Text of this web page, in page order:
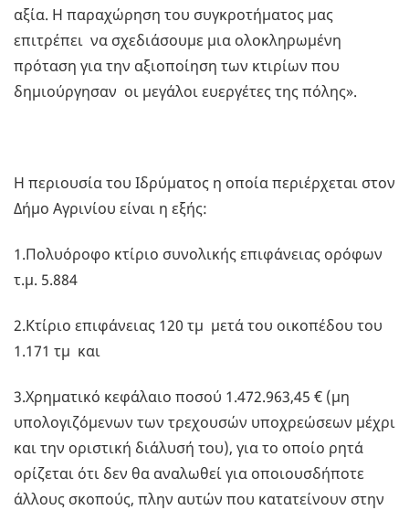
αξία. Η παραχώρηση του συγκροτήματος μας
επιτρέπει να σχεδιάσουμε μια ολοκληρωμένη
πρόταση για την αξιοποίηση των κτιρίων που
δημιούργησαν οι μεγάλοι ευεργέτες της πόλης».
Η περιουσία του Ιδρύματος η οποία περιέρχεται στον
Δήμο Αγρινίου είναι η εξής:
1.Πολυόροφο κτίριο συνολικής επιφάνειας ορόφων
τ.μ. 5.884
2.Κτίριο επιφάνειας 120 τμ μετά του οικοπέδου του
1.171 τμ και
3.Χρηματικό κεφάλαιο ποσού 1.472.963,45 € (μη
υπολογιζόμενων των τρεχουσών υποχρεώσεων μέχρι
και την οριστική διάλυσή του), για το οποίο ρητά
ορίζεται ότι δεν θα αναλωθεί για οποιουσδήποτε
άλλους σκοπούς, πλην αυτών που κατατείνουν στην